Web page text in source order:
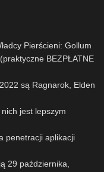
Pierścieni: Gollum
BEZPŁATNE
są Ragnarok, Elden
jest lepszym
penetracji aplikacji
29 października,